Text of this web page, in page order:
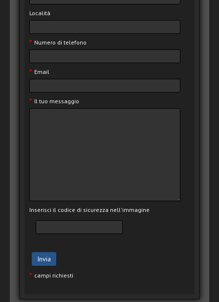
Località
* Numero di telefono
* Email
* Il tuo messaggio
Inserisci il codice di sicurezza nell'immagine
* campi richiesti